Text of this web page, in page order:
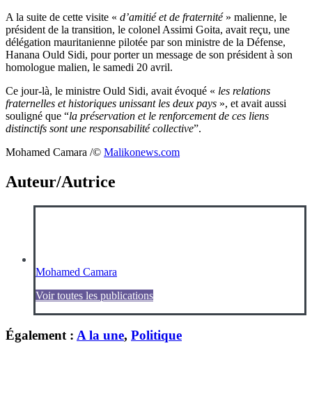
A la suite de cette visite « d’amitié et de fraternité » malienne, le
président de la transition, le colonel Assimi Goita, avait reçu, une
délégation mauritanienne pilotée par son ministre de la Défense,
Hanana Ould Sidi, pour porter un message de son président à son
homologue malien, le samedi 20 avril.
Ce jour-là, le ministre Ould Sidi, avait évoqué « les relations
fraternelles et historiques unissant les deux pays », et avait aussi
souligné que “la préservation et le renforcement de ces liens
distinctifs sont une responsabilité collective”.
Mohamed Camara /©️ Malikonews.com
Auteur/Autrice
Mohamed Camara
Voir toutes les publications
Également : A la une, Politique